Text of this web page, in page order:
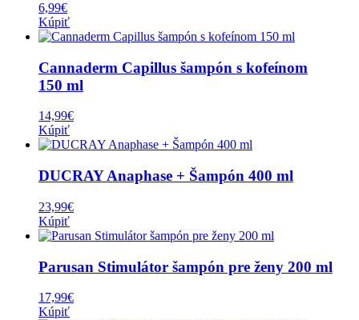
6,99€
Kúpiť
Cannaderm Capillus šampón s kofeínom
150 ml
14,99€
Kúpiť
DUCRAY Anaphase + Šampón 400 ml
23,99€
Kúpiť
Parusan Stimulátor šampón pre ženy 200 ml
17,99€
Kúpiť